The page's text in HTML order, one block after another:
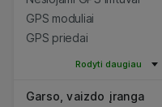
GPS moduliai
GPS priedai
Rodyti daugiau
Garso, vaizdo įranga